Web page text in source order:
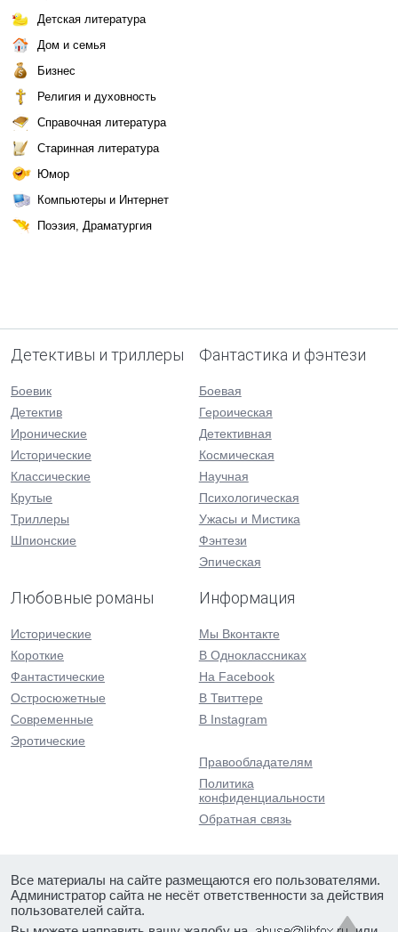
Детская литература
Дом и семья
Бизнес
Религия и духовность
Справочная литература
Старинная литература
Юмор
Компьютеры и Интернет
Поэзия, Драматургия
Детективы и триллеры
Боевик
Детектив
Иронические
Исторические
Классические
Крутые
Триллеры
Шпионские
Фантастика и фэнтези
Боевая
Героическая
Детективная
Космическая
Научная
Психологическая
Ужасы и Мистика
Фэнтези
Эпическая
Любовные романы
Исторические
Короткие
Фантастические
Остросюжетные
Современные
Эротические
Информация
Мы Вконтакте
В Одноклассниках
На Facebook
В Твиттере
В Instagram
Правообладателям
Политика
конфиденциальности
Обратная связь
Все материалы на сайте размещаются его пользователями.
Администратор сайта не несёт ответственности за действия
пользователей сайта.